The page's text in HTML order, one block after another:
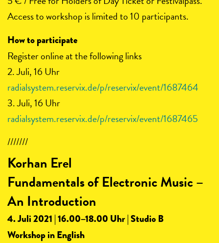
Access to workshop is limited to 10 participants.
How to participate
Register online at the following links
2. Juli, 16 Uhr
radialsystem.reservix.de/p/reservix/event/1687464
3. Juli, 16 Uhr
radialsystem.reservix.de/p/reservix/event/1687465
///////
Korhan Erel
Fundamentals of Electronic Music –
An Introduction
4. Juli 2021 | 16.00–18.00 Uhr | Studio B
Workshop in English